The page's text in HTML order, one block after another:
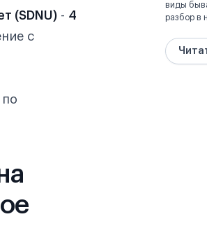
(SDNU) - 4
с
виды
разбор в